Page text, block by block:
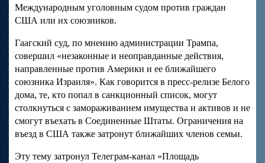
Международным уголовным судом против граждан
США или их союзников.
Гаагский суд, по мнению администрации Трампа,
совершил «незаконные и неоправданные действия,
направленные против Америки и ее ближайшего
союзника Израиля». Как говорится в пресс-релизе Белого
дома, те, кто попал в санкционный список, могут
столкнуться с замораживанием имущества и активов и не
смогут въехать в Соединенные Штаты. Ограничения на
въезд в США также затронут ближайших членов семьи.
Эту тему затронул Телеграм-канал «Площадь